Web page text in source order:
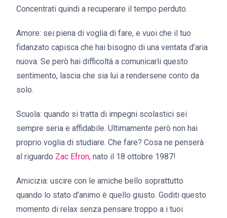
Concentrati quindi a recuperare il tempo perduto.
Amore: sei piena di voglia di fare, e vuoi che il tuo
fidanzato capisca che hai bisogno di una ventata d’aria
nuova. Se però hai difficoltà a comunicarli questo
sentimento, lascia che sia lui a rendersene conto da
solo.
Scuola: quando si tratta di impegni scolastici sei
sempre seria e affidabile. Ultimamente però non hai
proprio voglia di studiare. Che fare? Cosa ne penserà
al riguardo Zac Efron, nato il 18 ottobre 1987!
Amicizia: uscire con le amiche bello soprattutto
quando lo stato d’animo è quello giusto. Goditi questo
momento di relax senza pensare troppo a i tuoi